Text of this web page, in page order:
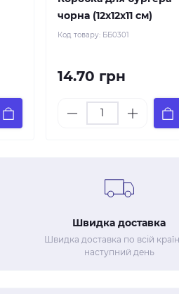
чорна (12х12х11 см)
Код товару: ББ0301
14.70 грн
Швидка доставка
Швидка доставка по всій
наступний день